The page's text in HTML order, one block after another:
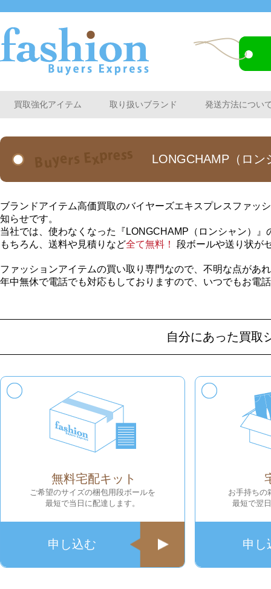
買取強化アイテム 取り扱いブランド 発送方法につい
LONGCHAMP（ロ
ブランドアイテム高価買取のバイヤーズエキスプレスファッ
知らせです。
当社では、使わなくなった『LONGCHAMP（ロンシャン）
もちろん、送料や見積りなど全て無料！ 段ボールや送り状が
ファッションアイテムの買い取り専門なので、不明な点があ
年中無休で電話でも対応もしておりますので、いつでもお電
自分にあった買取
無料宅配キット
ご希望のサイズの梱包用段ボールを
最短で当日に配達します。
申し込む
お手持ちの
最短で翌
申し